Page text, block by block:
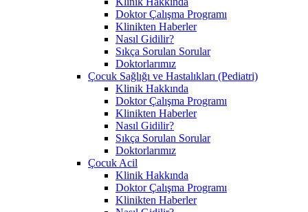
Doktor Çalışma Programı
Klinikten Haberler
Nasıl Gidilir?
Sıkça Sorulan Sorular
Doktorlarımız
Çocuk Sağlığı ve Hastalıkları (Pediatri)
Klinik Hakkında
Doktor Çalışma Programı
Klinikten Haberler
Nasıl Gidilir?
Sıkça Sorulan Sorular
Doktorlarımız
Çocuk Acil
Klinik Hakkında
Doktor Çalışma Programı
Klinikten Haberler